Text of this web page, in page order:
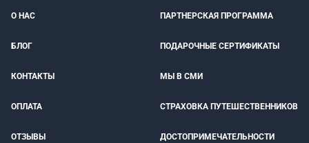
О НАС ПАРТНЕРСКАЯ ПРОГРАММА
БЛОГ ПОДАРОЧНЫЕ СЕРТИФИКАТЫ
КОНТАКТЫ МЫ В СМИ
ОПЛАТА СТРАХОВКА ПУТЕШЕСТВЕННИКОВ
ОТЗЫВЫ ДОСТОПРИМЕЧАТЕЛЬНОСТИ